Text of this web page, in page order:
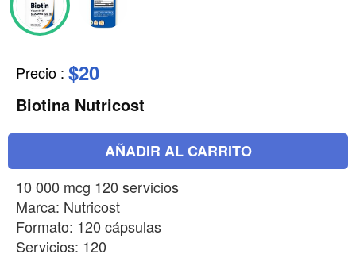
Precio : $20
Biotina Nutricost
AÑADIR AL CARRITO
10 000 mcg 120 servicios
Marca: Nutricost
Formato: 120 cápsulas
Servicios: 120